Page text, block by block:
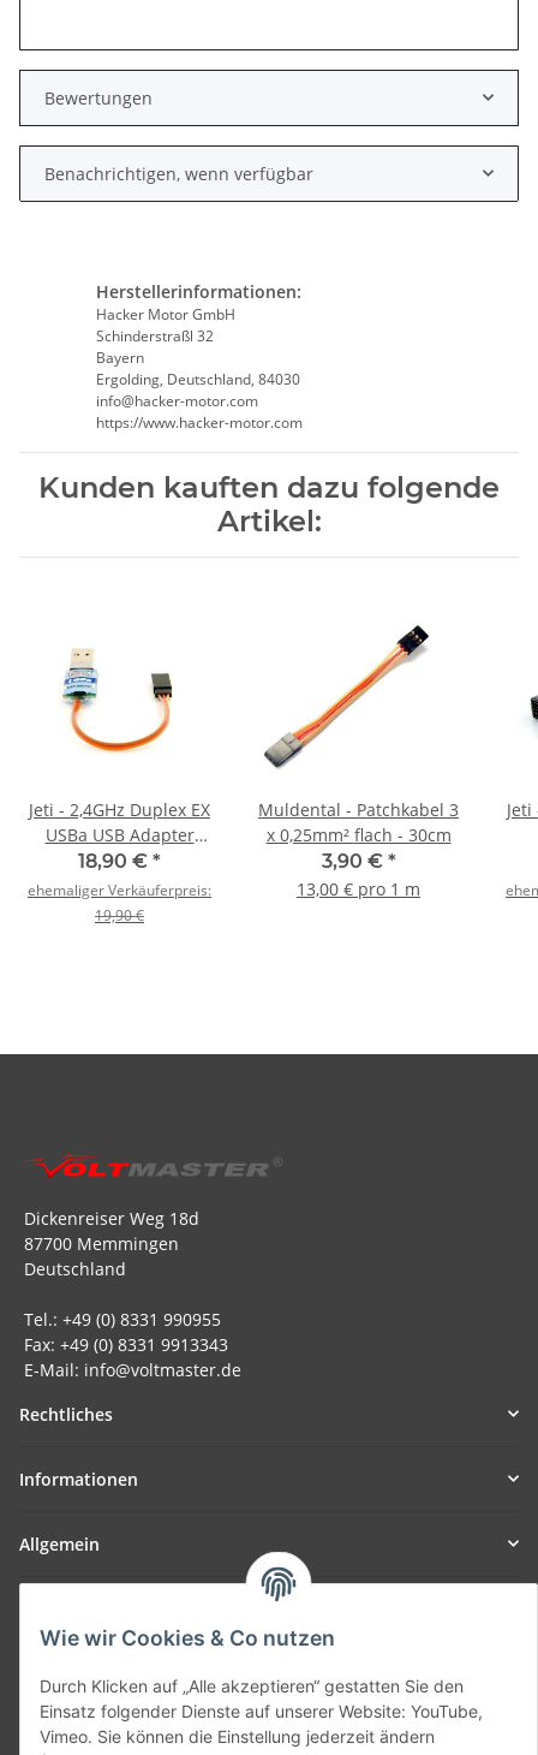
Wie wir Cookies & Co nutzen
Durch Klicken auf „Alle akzeptieren“ gestatten Sie den
Einsatz folgender Dienste auf unserer Website: YouTube,
Vimeo. Sie können die Einstellung jederzeit ändern
Bewertungen
Benachrichtigen, wenn verfügbar
Herstellerinformationen:
Hacker Motor GmbH
Schinderstraßl 32
Bayern
Ergolding, Deutschland, 84030
info@hacker-motor.com
https://www.hacker-motor.com
Kunden kauften dazu folgende
Artikel:
Jeti - 2,4GHz Duplex EX
USBa USB Adapter
Update-Kabel
18,90 € *
ehemaliger Verkäuferpreis:
19,90 €
Muldental - Patchkabel 3
x 0,25mm² flach - 30cm
3,90 € *
13,00 € pro 1 m
Jeti
Dickenreiser Weg 18d
87700 Memmingen
Deutschland
Tel.: +49 (0) 8331 990955
Fax: +49 (0) 8331 9913343
E-Mail: info@voltmaster.de
Rechtliches
Informationen
Allgemein
SmoliTec - Safety. Simplified. Worldwide. ( B2B Shop )
Vertrag widerrufen